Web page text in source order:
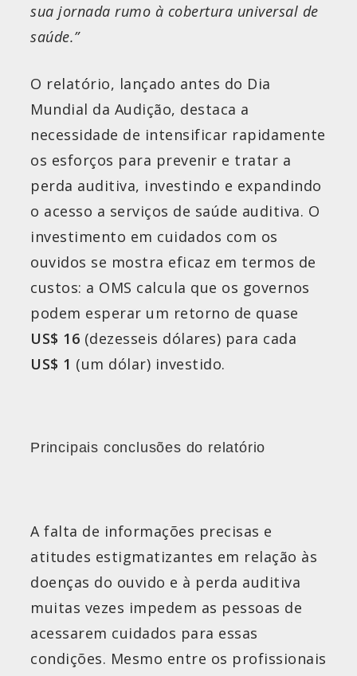
sua jornada rumo à cobertura universal de
saúde.”
O relatório, lançado antes do Dia
Mundial da Audição, destaca a
necessidade de intensificar rapidamente
os esforços para prevenir e tratar a
perda auditiva, investindo e expandindo
o acesso a serviços de saúde auditiva. O
investimento em cuidados com os
ouvidos se mostra eficaz em termos de
custos: a OMS calcula que os governos
podem esperar um retorno de quase
US$ 16 (dezesseis dólares) para cada
US$ 1 (um dólar) investido.
Principais conclusões do relatório
A falta de informações precisas e
atitudes estigmatizantes em relação às
doenças do ouvido e à perda auditiva
muitas vezes impedem as pessoas de
acessarem cuidados para essas
condições. Mesmo entre os profissionais